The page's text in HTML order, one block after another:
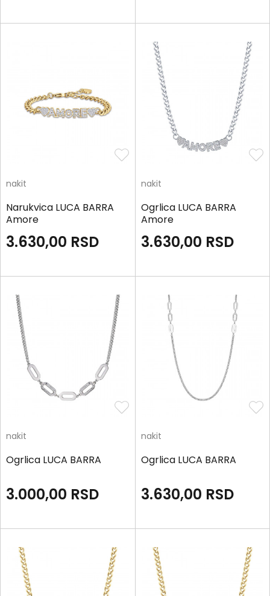
nakit
Narukvica LUCA BARRA
Amore
3.630,00 RSD
nakit
Ogrlica LUCA BARRA
Amore
3.630,00 RSD
nakit
Ogrlica LUCA BARRA
3.000,00 RSD
nakit
Ogrlica LUCA BARRA
3.630,00 RSD